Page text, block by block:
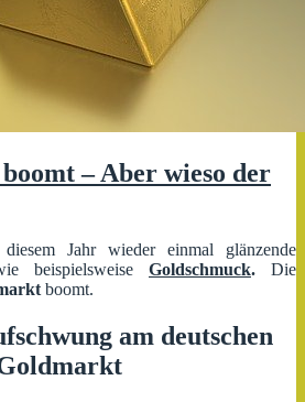
– Aber wieso der
Jahr wieder einmal glänzende
beispielsweise Goldschmuck. Die
boomt.
am deutschen